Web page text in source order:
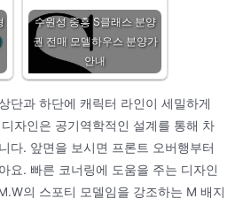
수원성 중흥 S클래스 분양
권 전매 모델하우스 분양가
안내
단과 하단에 캐릭터 라인이 세밀하게
자인은 공기역학적인 설계를 통해 차
다. 앞면을 보시면 프론트 오버행부터
요. 빠른 코너링에 도움을 주는 디자인
의 스포티 모델임을 강조하는 M 배지